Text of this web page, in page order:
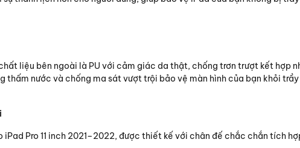
liệu bên ngoài là PU với cảm giác da thật, chống trơn trượt kết hợp
thấm nước và chống ma sát vượt trội bảo vệ màn hình của bạn khỏi
iPad Pro 11 inch 2021–2022, được thiết kế với chân đế chắc chắn tích